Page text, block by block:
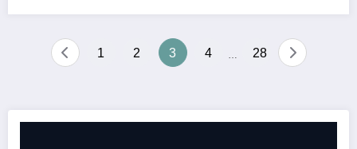
Navegación
1 2 3 4 28